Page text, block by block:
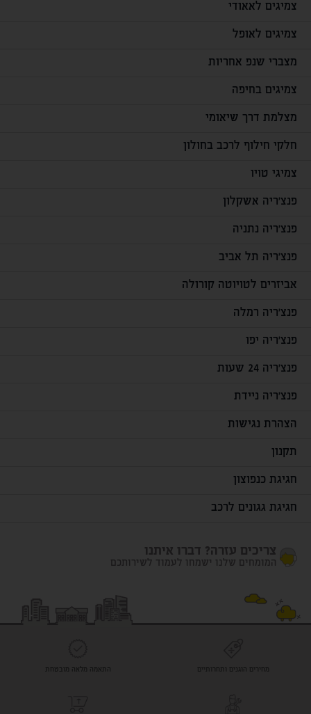
צמיגים לאאודי
צמיגים לאופל
מצברי שנפ אחריות
צמיגים בחיפה
מצלמת דרך שיאומי
חלקי חילוף לרכב בחולון
צמיגי טויו
פנצ'ריה אשקלון
פנצ'ריה נתניה
פנצ'ריה תל אביב
אביזרים לטויוטה קורולה
פנצ'ריה רמלה
פנצ'ריה יפו
פנצ'ריה 24 שעות
פנצ'ריה ניידת
הצהרת נגישות
תקנון
חגיגת כנפוצון
חגיגת גגונים לרכב
צריכים עזרה? דברו איתנו
המומחים שלנו ישמחו לעמוד לשירותכם
מחירים הוגנים ותחרותיים התאמה מלאה מובטחת